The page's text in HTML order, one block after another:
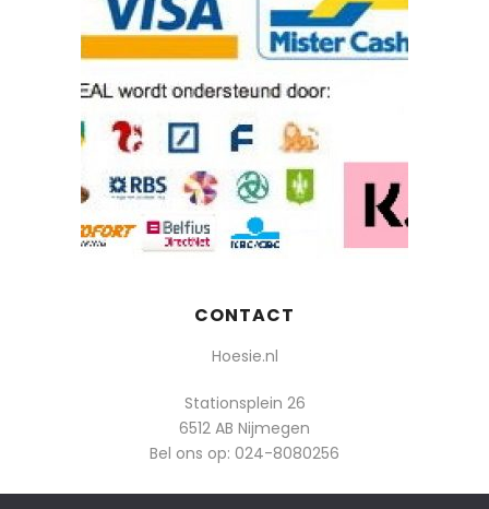
CONTACT
Hoesie.nl
Stationsplein 26
6512 AB Nijmegen
Bel ons op: 024-8080256
Of mail: info@hoesie.nl